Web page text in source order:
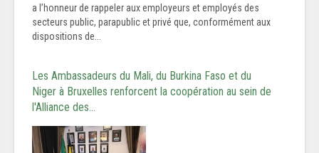
a l’honneur de rappeler aux employeurs et employés des
secteurs public, parapublic et privé que, conformément aux
dispositions de...
Les Ambassadeurs du Mali, du Burkina Faso et du
Niger à Bruxelles renforcent la coopération au sein de
l'Alliance des…